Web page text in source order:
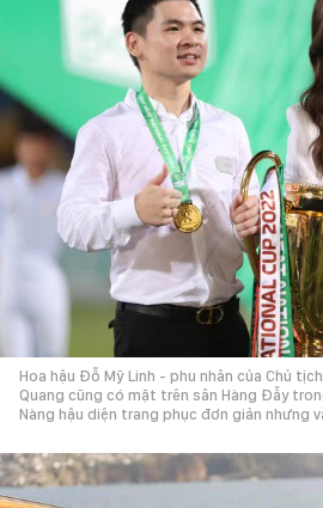
Hoa hậu Đỗ Mỹ Linh - phu nhân của Chủ
Quang cũng có mặt trên sân Hàng Đẫy
Nàng hậu diện trang phục đơn giản nhưng